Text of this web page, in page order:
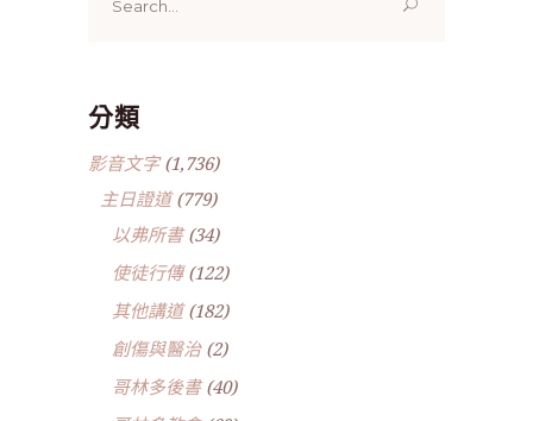
for:
分類
影音文字(1,736)
主日證道(779)
以弗所書(34)
使徒行傳(122)
其他講道(182)
創傷與醫治(2)
哥林多後書(40)